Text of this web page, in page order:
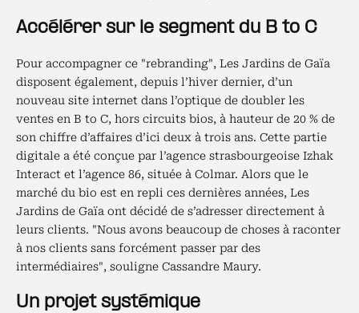
Accélérer sur le segment du B to C
Pour accompagner ce "rebranding", Les Jardins de Gaïa
disposent également, depuis l’hiver dernier, d’un
nouveau site internet dans l’optique de doubler les
ventes en B to C, hors circuits bios, à hauteur de 20 % de
son chiffre d’affaires d’ici deux à trois ans. Cette partie
digitale a été conçue par l’agence strasbourgeoise Izhak
Interact et l’agence 86, située à Colmar. Alors que le
marché du bio est en repli ces dernières années, Les
Jardins de Gaïa ont décidé de s’adresser directement à
leurs clients. "Nous avons beaucoup de choses à raconter
à nos clients sans forcément passer par des
intermédiaires", souligne Cassandre Maury.
Un projet systémique